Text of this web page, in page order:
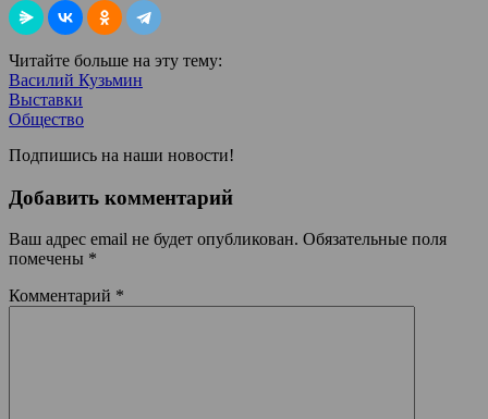
Читайте больше на эту тему:
Василий Кузьмин
Выставки
Общество
Подпишись на наши новости!
Добавить комментарий
Ваш адрес email не будет опубликован. Обязательные поля
помечены *
Комментарий *